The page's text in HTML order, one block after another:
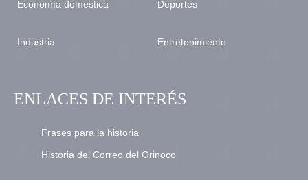
Economía domestica
Industria
Deportes
Entretenimiento
ENLACES DE INTERÉS
Frases para la historia
Historia del Correo del Orinoco